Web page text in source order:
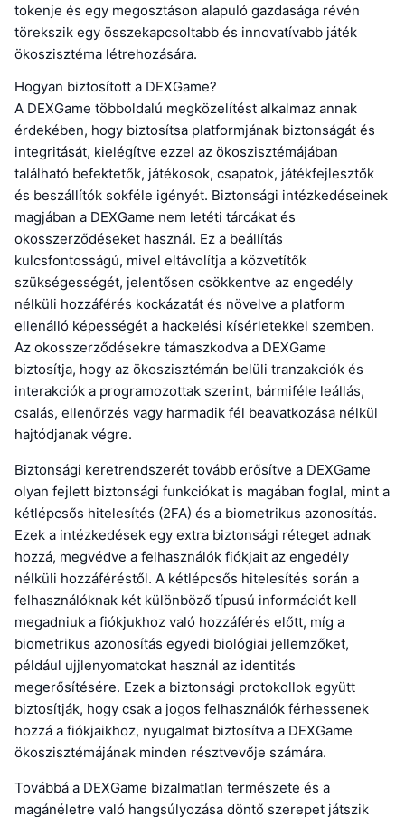
tokenje és egy megosztáson alapuló gazdasága révén
törekszik egy összekapcsoltabb és innovatívabb játék
ökoszisztéma létrehozására.
Hogyan biztosított a DEXGame?
A DEXGame többoldalú megközelítést alkalmaz annak
érdekében, hogy biztosítsa platformjának biztonságát és
integritását, kielégítve ezzel az ökoszisztémájában
található befektetők, játékosok, csapatok, játékfejlesztők
és beszállítók sokféle igényét. Biztonsági intézkedéseinek
magjában a DEXGame nem letéti tárcákat és
okosszerződéseket használ. Ez a beállítás
kulcsfontosságú, mivel eltávolítja a közvetítők
szükségességét, jelentősen csökkentve az engedély
nélküli hozzáférés kockázatát és növelve a platform
ellenálló képességét a hackelési kísérletekkel szemben.
Az okosszerződésekre támaszkodva a DEXGame
biztosítja, hogy az ökoszisztémán belüli tranzakciók és
interakciók a programozottak szerint, bármiféle leállás,
csalás, ellenőrzés vagy harmadik fél beavatkozása nélkül
hajtódjanak végre.
Biztonsági keretrendszerét tovább erősítve a DEXGame
olyan fejlett biztonsági funkciókat is magában foglal, mint a
kétlépcsős hitelesítés (2FA) és a biometrikus azonosítás.
Ezek a intézkedések egy extra biztonsági réteget adnak
hozzá, megvédve a felhasználók fiókjait az engedély
nélküli hozzáféréstől. A kétlépcsős hitelesítés során a
felhasználóknak két különböző típusú információt kell
megadniuk a fiókjukhoz való hozzáférés előtt, míg a
biometrikus azonosítás egyedi biológiai jellemzőket,
például ujjlenyomatokat használ az identitás
megerősítésére. Ezek a biztonsági protokollok együtt
biztosítják, hogy csak a jogos felhasználók férhessenek
hozzá a fiókjaikhoz, nyugalmat biztosítva a DEXGame
ökoszisztémájának minden résztvevője számára.
Továbbá a DEXGame bizalmatlan természete és a
magánéletre való hangsúlyozása döntő szerepet játszik